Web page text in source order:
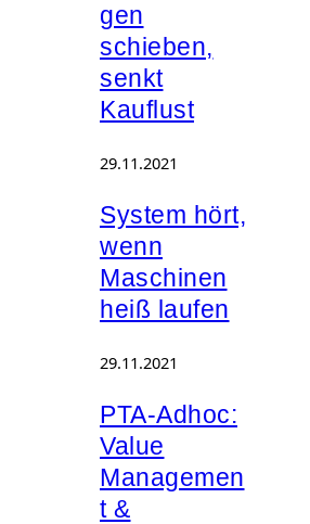
gen
schieben,
senkt
Kauflust
29.11.2021
System hört,
wenn
Maschinen
heiß laufen
29.11.2021
PTA-Adhoc:
Value
Managemen
t &